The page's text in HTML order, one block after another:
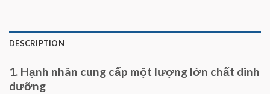
DESCRIPTION
1. Hạnh nhân cung cấp một lượng lớn chất dinh
dưỡng